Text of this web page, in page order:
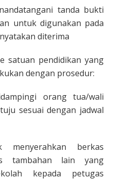
tanda bukti
untuk digunakan pada
diterima
satuan pendidikan yang
dengan prosedur:
orang tua/wali
sesuai dengan jadwal
berkas
tambahan lain yang
kepada petugas